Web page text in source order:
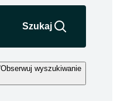
Szukaj
Obserwuj wyszukiwanie